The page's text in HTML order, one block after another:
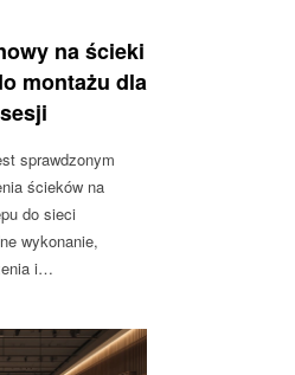
na ścieki
montażu dla
sprawdzonym
ścieków na
do sieci
wykonanie,
i…